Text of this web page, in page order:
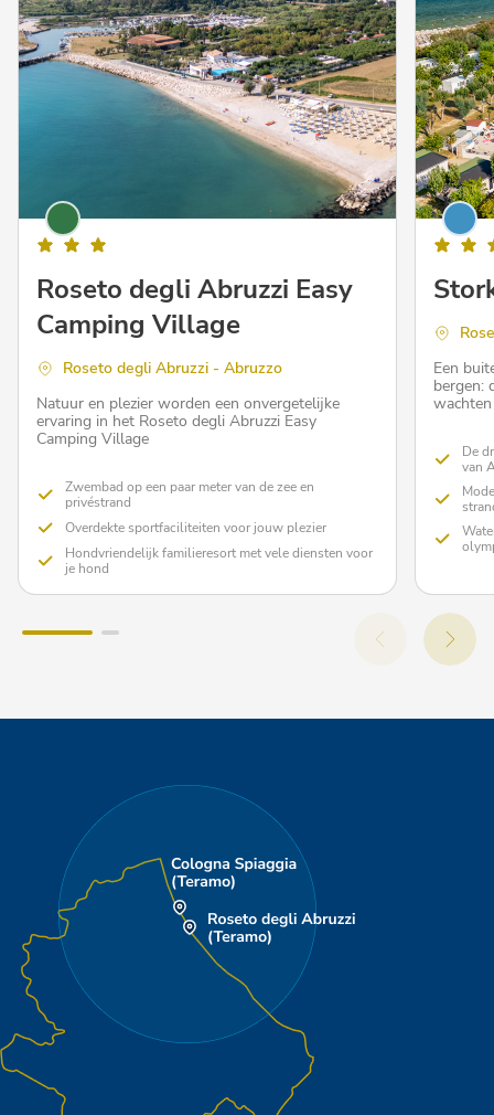
Roseto degli Abruzzi Easy
Camping Village
Roseto degli Abruzzi - Abruzzo
Natuur en plezier worden een onvergetelijke
ervaring in het Roseto degli Abruzzi Easy
Camping Village
Zwembad op een paar meter van de zee en
privéstrand
Overdekte sportfaciliteiten voor jouw plezier
Hondvriendelijk familieresort met vele diensten voor
je hond
Een
bergen:
De
van